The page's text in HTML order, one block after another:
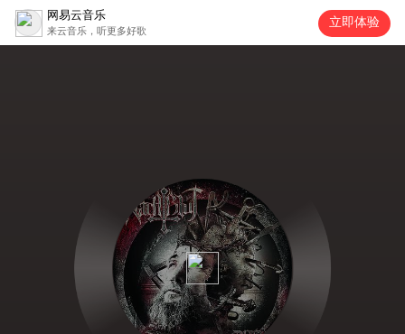
网易云音乐
来云音乐，听更多好歌
立即体验